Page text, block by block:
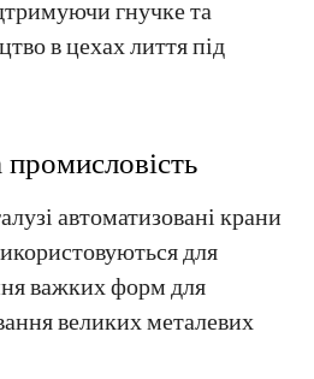
гнучке та
в цехах лиття під
автоматизовані крани
для
важких форм для
великих металевих